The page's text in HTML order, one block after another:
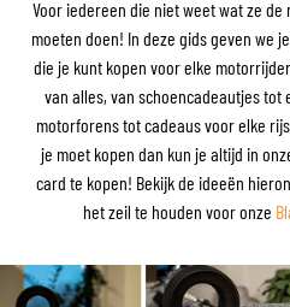
Voor iedereen die niet weet wat ze
moeten doen! In deze gids geven we
die je kunt kopen voor elke
van alles, van schoencadeautjes
motorforens tot cadeaus voor elke
je moet kopen dan kun je altijd in
card te kopen! Bekijk de ideeën
het zeil te houden voor onze